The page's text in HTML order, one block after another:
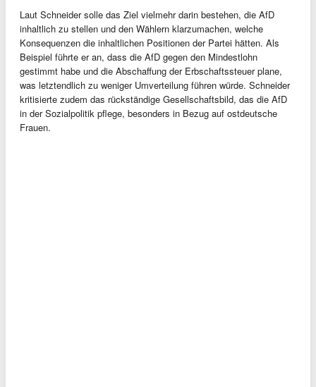
Laut Schneider solle das Ziel vielmehr darin bestehen, die AfD
inhaltlich zu stellen und den Wählern klarzumachen, welche
Konsequenzen die inhaltlichen Positionen der Partei hätten. Als
Beispiel führte er an, dass die AfD gegen den Mindestlohn
gestimmt habe und die Abschaffung der Erbschaftssteuer plane,
was letztendlich zu weniger Umverteilung führen würde. Schneider
kritisierte zudem das rückständige Gesellschaftsbild, das die AfD
in der Sozialpolitik pflege, besonders in Bezug auf ostdeutsche
Frauen.